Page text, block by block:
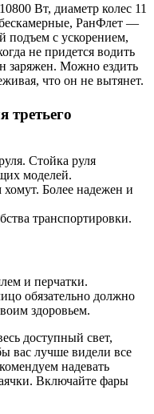
Вт, диаметр колес 11
РанФлет —
подъем с ускорением,
не придется водить
заряжен. Можно ездить
что он не вытянет.
третьего
Стойка руля
моделей.
Более надежен и
транспортировки.
и перчатки.
обязательно должно
здоровьем.
доступный свет,
вас лучше видели все
надевать
Включайте фары